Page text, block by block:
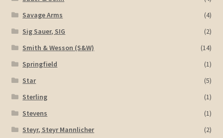
Savage Arms
(4)
Sig Sauer, SIG
(2)
Smith & Wesson (S&W)
(14)
Springfield
(1)
Star
(5)
Sterling
(1)
Stevens
(1)
Steyr, Steyr Mannlicher
(2)